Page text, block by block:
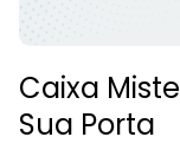
Caixa
Sua Porta